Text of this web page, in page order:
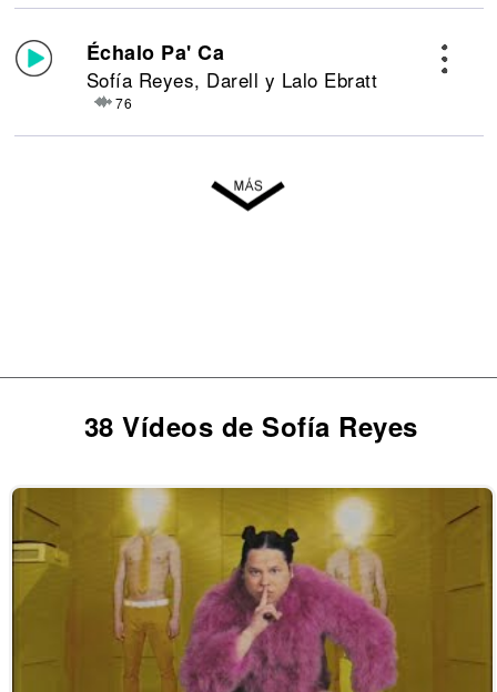
Échalo Pa' Ca
Sofía Reyes, Darell y Lalo Ebratt
76
38 Vídeos de Sofía Reyes